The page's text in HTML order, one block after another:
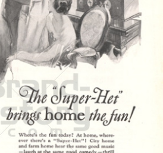
Corporation of America
- General Electric - Sony
1925